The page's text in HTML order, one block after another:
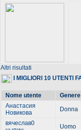
Altri risultati
I MIGLIORI 10 UTENTI
Nome utente
Genere
Анастасия
Новикова
Donna
вячеслав0
Uomo